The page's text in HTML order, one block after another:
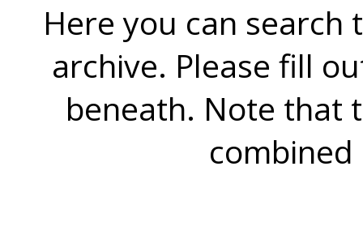
Here you can search
archive. Please fill
beneath. Note that
combined